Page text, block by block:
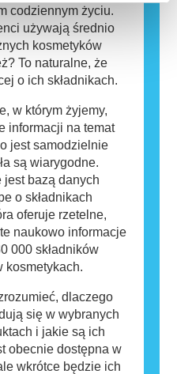
codziennym życiu.
używają średnio
kosmetyków
To naturalne, że
o ich składnikach.
w którym żyjemy,
informacji na temat
jest samodzielnie
są wiarygodne.
jest bazą danych
o składnikach
oferuje rzetelne,
naukowo informacje
000 składników
kosmetykach.
dlaczego
się w wybranych
i jakie są ich
obecnie dostępna w
wkrótce będzie ich